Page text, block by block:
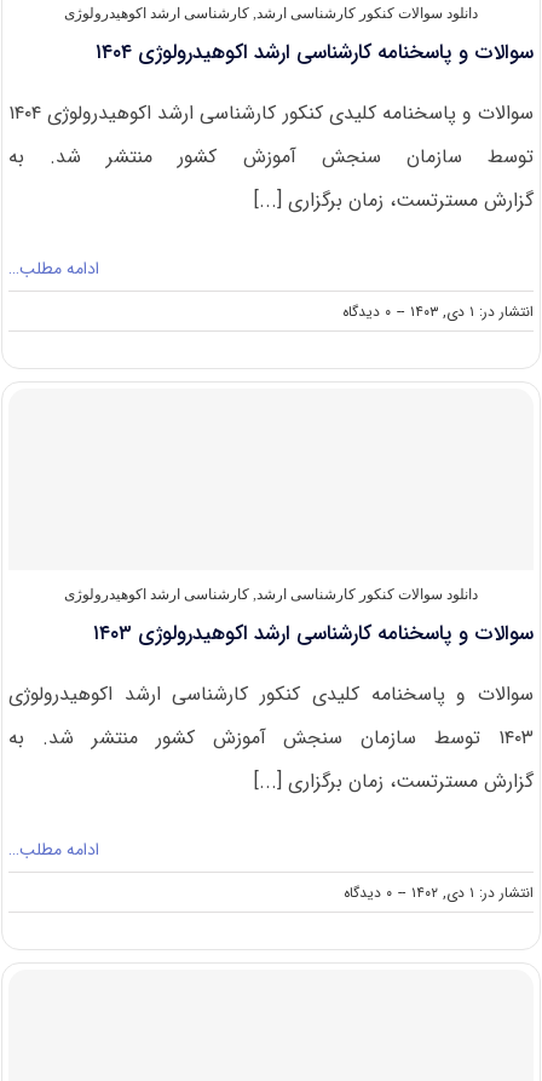
دانلود سوالات کنکور کارشناسی ارشد, کارشناسی ارشد اکوهیدرولوژی
سوالات و پاسخنامه کارشناسی ارشد اکوهیدرولوژی ۱۴۰۴
سوالات و پاسخنامه کلیدی کنکور کارشناسی ارشد اکوهیدرولوژی ۱۴۰۴
توسط سازمان سنجش آموزش کشور منتشر شد. به
گزارش مسترتست، زمان برگزاری [...]
ادامه مطلب…
انتشار در: ۱ دی, ۱۴۰۳ -- ۰ دیدگاه
on
سوالات
پاسخنامه
دانلود سوالات کنکور کارشناسی ارشد, کارشناسی ارشد اکوهیدرولوژی
سوالات و پاسخنامه کارشناسی ارشد اکوهیدرولوژی ۱۴۰۳
سوالات و پاسخنامه کلیدی کنکور کارشناسی ارشد اکوهیدرولوژی
۱۴۰۳ توسط سازمان سنجش آموزش کشور منتشر شد. به
گزارش مسترتست، زمان برگزاری [...]
ادامه مطلب…
انتشار در: ۱ دی, ۱۴۰۲ -- ۰ دیدگاه
on
سوالات
پاسخنامه